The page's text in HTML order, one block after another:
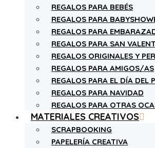
REGALOS PARA BEBÉS
REGALOS PARA
REGALOS PARA
REGALOS PARA SAN
REGALOS ORIGINALES Y
REGALOS PARA AMIGOS/AS
REGALOS PARA EL DÍA DEL
REGALOS PARA NAVIDAD
REGALOS PARA OTRAS
MATERIALES CREATIVOS
SCRAPBOOKING
PAPELERÍA CREATIVA